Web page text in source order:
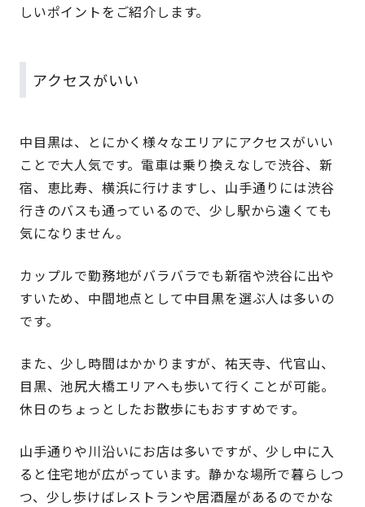
しいポイントをご紹介します。
アクセスがいい
中目黒は、とにかく様々なエリアにアクセスがいい
ことで大人気です。電車は乗り換えなしで渋谷、新
宿、恵比寿、横浜に行けますし、山手通りには渋谷
行きのバスも通っているので、少し駅から遠くても
気になりません。
カップルで勤務地がバラバラでも新宿や渋谷に出や
すいため、中間地点として中目黒を選ぶ人は多いの
です。
また、少し時間はかかりますが、祐天寺、代官山、
目黒、池尻大橋エリアへも歩いて行くことが可能。
休日のちょっとしたお散歩にもおすすめです。
山手通りや川沿いにお店は多いですが、少し中に入
ると住宅地が広がっています。静かな場所で暮らしつ
つ、少し歩けばレストランや居酒屋があるのでかな